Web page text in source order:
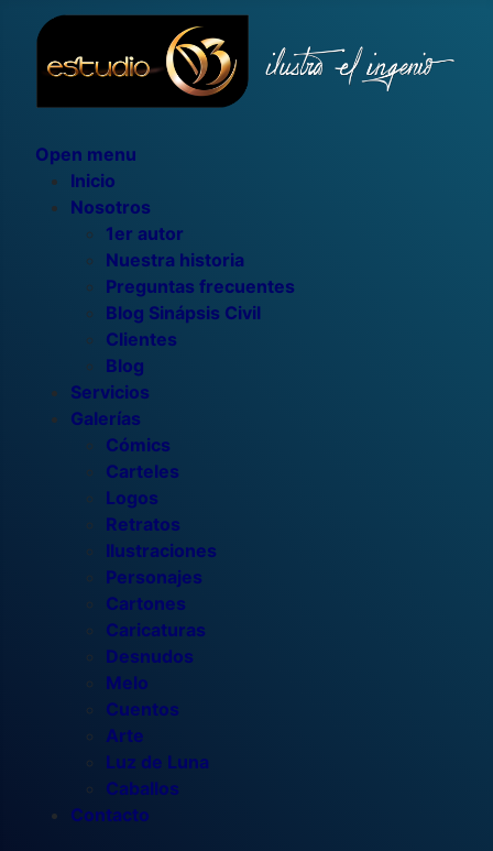
Open menu
Inicio
Nosotros
1er autor
Nuestra historia
Preguntas frecuentes
Blog Sinápsis Civil
Clientes
Blog
Servicios
Galerías
Cómics
Carteles
Logos
Retratos
Ilustraciones
Personajes
Cartones
Caricaturas
Desnudos
Melo
Cuentos
Arte
Luz de Luna
Caballos
Contacto